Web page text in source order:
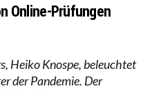
Online-Prüfungen
Heiko Knospe, beleuchtet
der Pandemie. Der